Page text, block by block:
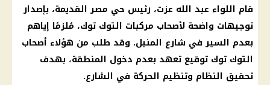
قام اللواء عبد الله عزت، رئيس حي مصر القديمة، بإصدار
توجيهات واضحة لأصحاب مركبات التوك توك، مُلزمًا إياهم
بعدم السير في شارع المنيل. وقد طلب من هؤلاء أصحاب
التوك توك توقيع تعهد بعدم دخول المنطقة، بهدف
تحقيق النظام وتنظيم الحركة في الشارع.